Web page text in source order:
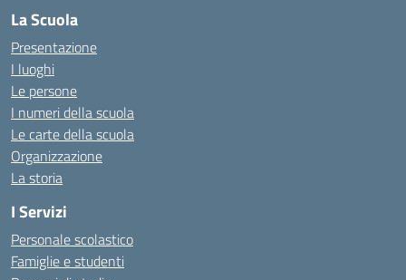
La Scuola
Presentazione
I luoghi
Le persone
I numeri della scuola
Le carte della scuola
Organizzazione
La storia
I Servizi
Personale scolastico
Famiglie e studenti